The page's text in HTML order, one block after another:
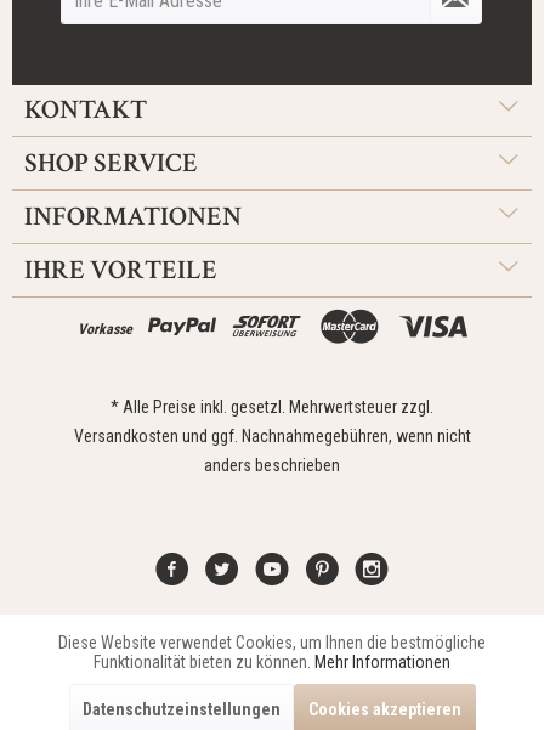
KONTAKT
SHOP SERVICE
INFORMATIONEN
IHRE VORTEILE
Vorkasse
* Alle Preise inkl. gesetzl. Mehrwertsteuer zzgl.
Versandkosten und ggf. Nachnahmegebühren, wenn nicht
anders beschrieben
Kontakt Widerrufsrecht Impressum Versand Datenschutz
Copyright © 2021 Edona Design GmbH // DesignDupp GmbH
Funktionale Aktiv
Aktiv
Diese Website verwendet Cookies, um Ihnen die bestmögliche
Funktionalität bieten zu können. Mehr Informationen
Datenschutzeinstellungen Cookies akzeptieren